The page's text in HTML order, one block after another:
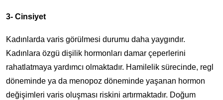
3- Cinsiyet
Kadınlarda varis görülmesi durumu daha yaygındır.
Kadınlara özgü dişilik hormonları damar çeperlerini
rahatlatmaya yardımcı olmaktadır. Hamilelik sürecinde, regl
döneminde ya da menopoz döneminde yaşanan hormon
değişimleri varis oluşması riskini artırmaktadır. Doğum